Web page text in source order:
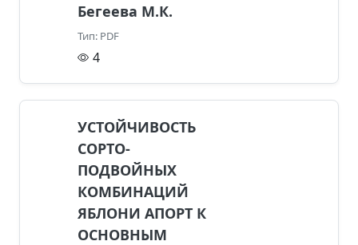
Бегеева М.К.
Тип: PDF
4
УСТОЙЧИВОСТЬ
СОРТО-
ПОДВОЙНЫХ
КОМБИНАЦИЙ
ЯБЛОНИ АПОРТ К
ОСНОВНЫМ